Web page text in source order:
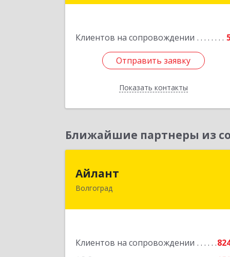
Клиентов на сопровождении
Отправить заявку
Показать контакты
Отправить заявку
Назад
Ближайшие партнеры из
Айлант
Волгоград
Клиентов на сопровождении
400001, Волгоградская обл, Волгоград